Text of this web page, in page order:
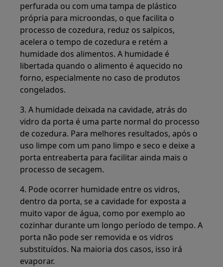
perfurada ou com uma tampa de plástico
própria para microondas, o que facilita o
processo de cozedura, reduz os salpicos,
acelera o tempo de cozedura e retém a
humidade dos alimentos. A humidade é
libertada quando o alimento é aquecido no
forno, especialmente no caso de produtos
congelados.
3. A humidade deixada na cavidade, atrás do
vidro da porta é uma parte normal do processo
de cozedura. Para melhores resultados, após o
uso limpe com um pano limpo e seco e deixe a
porta entreaberta para facilitar ainda mais o
processo de secagem.
4. Pode ocorrer humidade entre os vidros,
dentro da porta, se a cavidade for exposta a
muito vapor de água, como por exemplo ao
cozinhar durante um longo período de tempo. A
porta não pode ser removida e os vidros
substituídos. Na maioria dos casos, isso irá
evaporar.